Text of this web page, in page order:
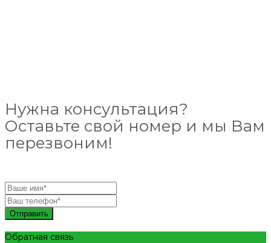
Нужна консультация?
Оставьте свой номер и мы Вам
перезвоним!
Отправить
Обратная связь